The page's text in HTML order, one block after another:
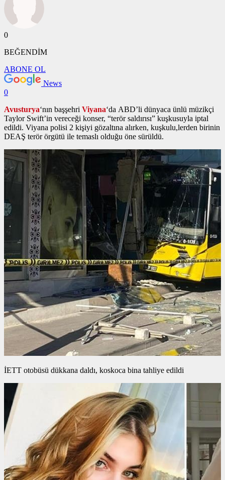
0
BEĞENDİM
ABONE OL
News
0
Avusturya‘nın başşehri Viyana‘da ABD’li dünyaca ünlü müzikçi
Taylor Swift’in vereceği konser, “terör saldırısı” kuşkusuyla iptal
edildi. Viyana polisi 2 kişiyi gözaltına alırken, kuşkulu,lerden birinin
DEAŞ terör örgütü ile temaslı olduğu öne sürüldü.
İETT otobüsü dükkana daldı, koskoca bina tahliye edildi